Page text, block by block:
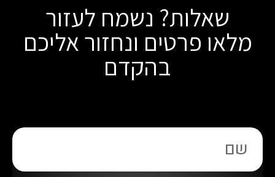
שאלות? נשמח לעזור
מלאו פרטים ונחזור אליכם
בהקדם